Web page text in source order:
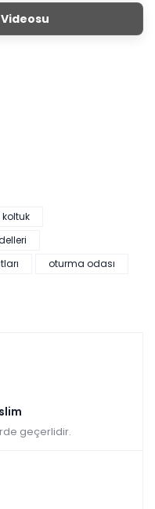
koltuk
oturma odası
geçerlidir.